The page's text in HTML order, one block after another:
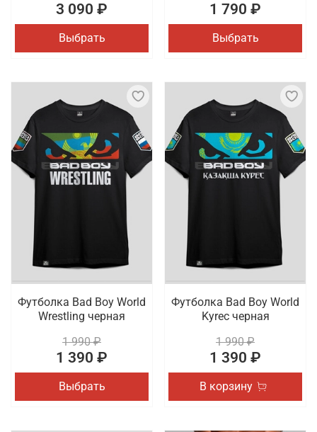
3 090 ₽
Выбрать
1 790 ₽
Выбрать
Футболка Bad Boy World
Wrestling черная
1 990 ₽
1 390 ₽
Выбрать
Футболка Bad Boy World
Kyrec черная
1 990 ₽
1 390 ₽
В корзину